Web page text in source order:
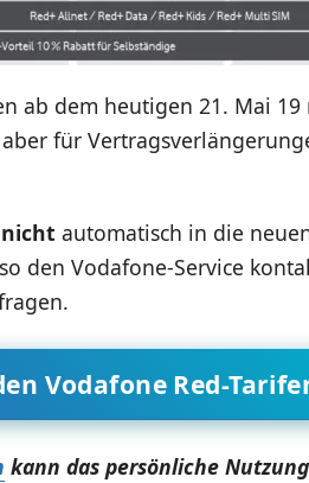
ab dem heutigen 21. Mai
für
nicht automatisch in die
den Vodafone-Service
Vodafone Red-
kann das persönliche